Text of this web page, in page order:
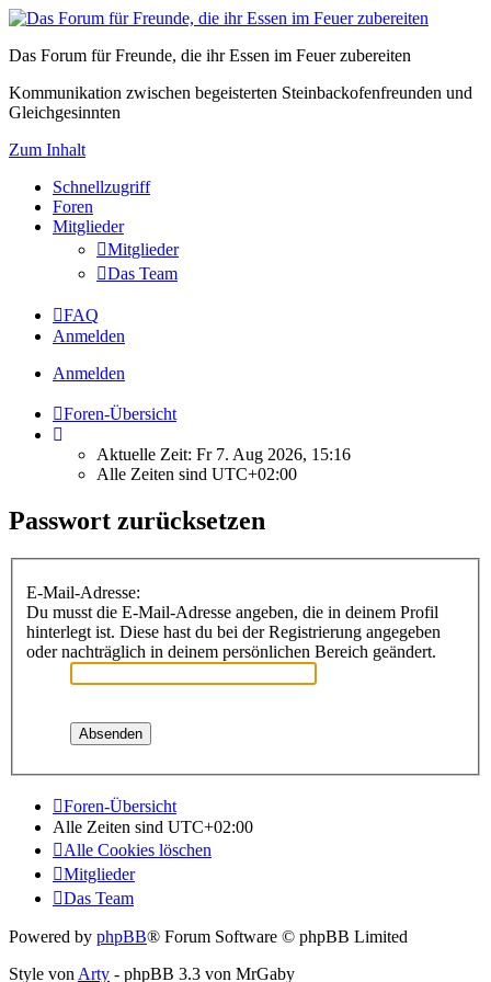
Das Forum für Freunde, die ihr Essen im Feuer zubereiten
Kommunikation zwischen begeisterten Steinbackofenfreunden und
Gleichgesinnten
Zum Inhalt
Schnellzugriff
Foren
Mitglieder
Mitglieder
Das Team
FAQ
Anmelden
Anmelden
Foren-Übersicht
Aktuelle Zeit: Fr 7. Aug 2026, 15:16
Alle Zeiten sind UTC+02:00
Passwort zurücksetzen
E-Mail-Adresse:
Du musst die E-Mail-Adresse angeben, die in deinem Profil
hinterlegt ist. Diese hast du bei der Registrierung angegeben
oder nachträglich in deinem persönlichen Bereich geändert.
Foren-Übersicht
Alle Zeiten sind UTC+02:00
Alle Cookies löschen
Mitglieder
Das Team
Powered by phpBB® Forum Software © phpBB Limited
Style vonArty - phpBB 3.3 von MrGaby